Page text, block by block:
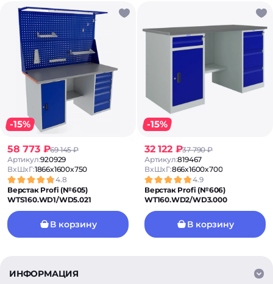
-15%
58 773 ₽69 145 ₽
Артикул:920929
ВxШxГ:1866x1600x750
4.8
Верстак Profi (№605)
WTS160.WD1/WD5.021
В корзину
-15%
32 122 ₽37 790 ₽
Артикул:819467
ВxШxГ:866x1600x700
4.9
Верстак Profi (№606)
WT160.WD2/WD3.000
В корзину
ИНФОРМАЦИЯ